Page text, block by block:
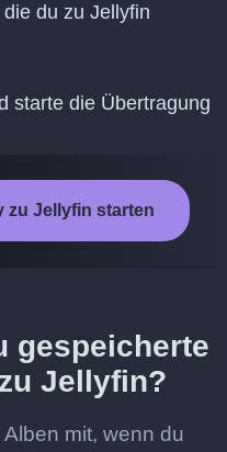
du zu Jellyfin
starte die Übertragung
zu Jellyfin starten
gespeicherte
Jellyfin?
mit, wenn du